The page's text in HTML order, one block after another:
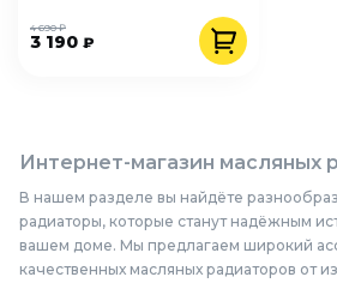
3 190 ₽
4 690 ₽
Интернет-магазин масляных
В нашем разделе вы найдёте
радиаторы, которые станут надёжным
вашем доме. Мы предлагаем широкий
качественных масляных радиаторов от